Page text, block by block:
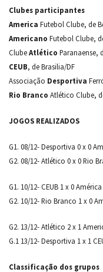
Clubes participantes
America Futebol Clube, de
Americano Futebol Clube,
ClubeAtlético Paranaense,
CEUB, de Brasilia/DF
Associação Desportiva
Rio Branco Atlético Clube,
JOGOS REALIZADOS
G1. 08/12- Desportiva 0 x 0
G2. 08/12- Atlético 0 x 0 Rio
G1. 10/12- CEUB 1 x 0 América
G2. 10/12- Rio Branco 1 x 0
G2. 13/12- Atlético 2 x 1
G.1 13/12- Desportiva 1 x 1
Classificação dos grupos